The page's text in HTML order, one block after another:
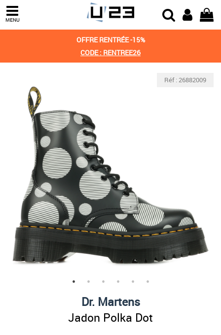
MENU
OFFRE RENTRÉE -15%
CODE : RENTREE26
Réf : 26882009
Dr. Martens
Jadon Polka Dot